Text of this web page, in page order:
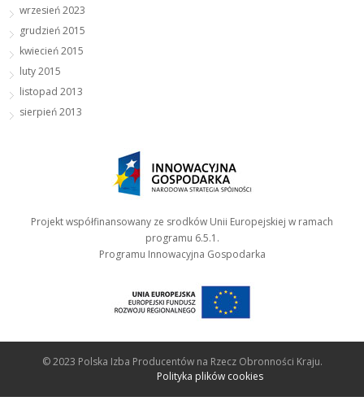
wrzesień 2023
grudzień 2015
kwiecień 2015
luty 2015
listopad 2013
sierpień 2013
Projekt współfinansowany ze srodków Unii Europejskiej w ramach
programu 6.5.1.
Programu Innowacyjna Gospodarka
© 2023 Polska Izba Producentów na Rzecz Obronności Kraju.
Polityka plików cookies